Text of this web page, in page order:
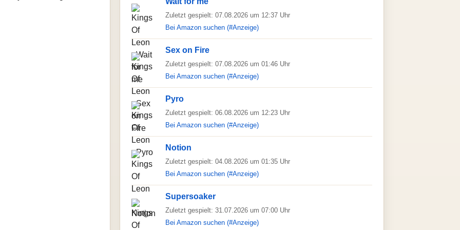
Zuletzt gespielt: 07.08.2026 um 12:37 Uhr
Bei Amazon suchen (#Anzeige)
Sex on Fire
Zuletzt gespielt: 07.08.2026 um 01:46 Uhr
Bei Amazon suchen (#Anzeige)
Pyro
Zuletzt gespielt: 06.08.2026 um 12:23 Uhr
Bei Amazon suchen (#Anzeige)
Notion
Zuletzt gespielt: 04.08.2026 um 01:35 Uhr
Bei Amazon suchen (#Anzeige)
Supersoaker
Zuletzt gespielt: 31.07.2026 um 07:00 Uhr
Bei Amazon suchen (#Anzeige)